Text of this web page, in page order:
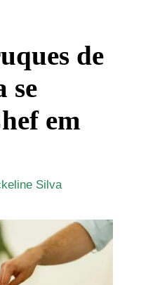
de
se
em
Silva